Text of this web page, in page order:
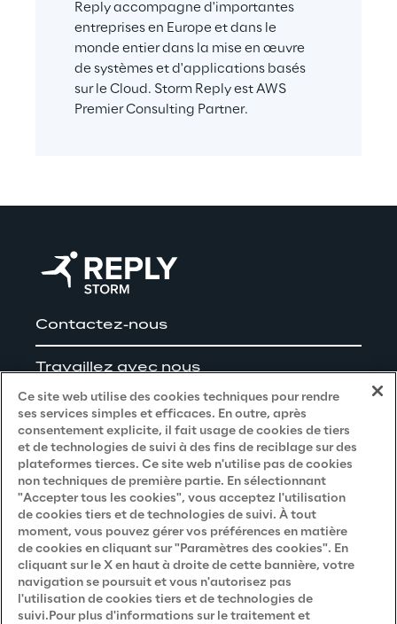
Reply accompagne d'importantes
entreprises en Europe et dans le
monde entier dans la mise en œuvre
de systèmes et d'applications basés
sur le Cloud. Storm Reply est AWS
Premier Consulting Partner.
Contactez-nous
Travaillez avec nous
Privacy and Legal
Privacy & Cookie Policy
Privacy Notice(Candidat)
Privacy Notice(Client)
Privacy Notice(Fournisseur)
Ce site web utilise des cookies techniques pour rendre
ses services simples et efficaces. En outre, après
consentement explicite, il fait usage de cookies de tiers
et de technologies de suivi à des fins de reciblage sur des
plateformes tierces. Ce site web n'utilise pas de cookies
non techniques de première partie. En sélectionnant
"Accepter tous les cookies", vous acceptez l'utilisation
de cookies tiers et de technologies de suivi. À tout
moment, vous pouvez gérer vos préférences en matière
de cookies en cliquant sur "Paramètres des cookies". En
cliquant sur le X en haut à droite de cette bannière, votre
navigation se poursuit et vous n'autorisez pas
l'utilisation de cookies tiers et de technologies de
suivi.Pour plus d'informations sur le traitement et